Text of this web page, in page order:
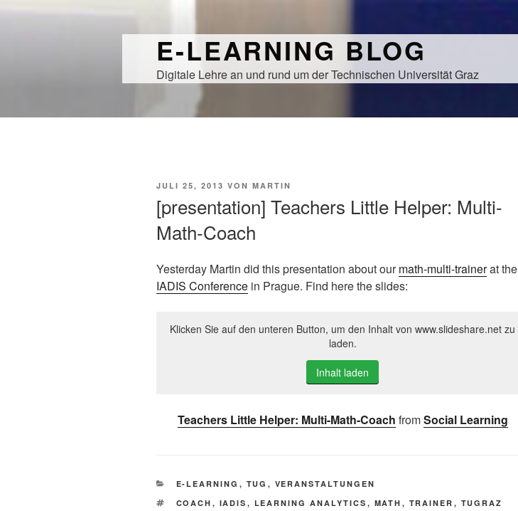
E-LEARNING BLOG
Digitale Lehre an und rund um der Technischen Universität Graz
VERÖFFENTLICHT
JULI 25, 2013 VON MARTIN
[presentation] Teachers Little Helper: Multi-
Math-Coach
Yesterday Martin did this presentation about ourmath-multi-trainerat the
IADIS Conference in Prague. Find here the slides:
Klicken Sie auf den unteren Button, um den Inhalt von www.slideshare.net zu
laden.
Inhalt laden
Teachers Little Helper: Multi-Math-Coach fromSocial Learning
KATEGORIEN
E-LEARNING , TUG , VERANSTALTUNGEN
SCHLAGWÖRTER
COACH , IADIS , LEARNING ANALYTICS , MATH , TRAINER , TUGRAZ